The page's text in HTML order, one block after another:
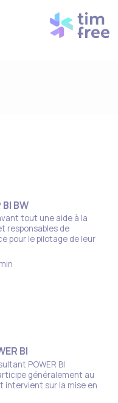
BW
tout une aide à la
responsables de
pour le pilotage de leur
BI​
POWER BI
généralement au
intervient sur la mise en